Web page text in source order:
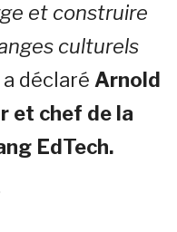
et construire
culturels
a déclaré Arnold
et chef de la
EdTech.